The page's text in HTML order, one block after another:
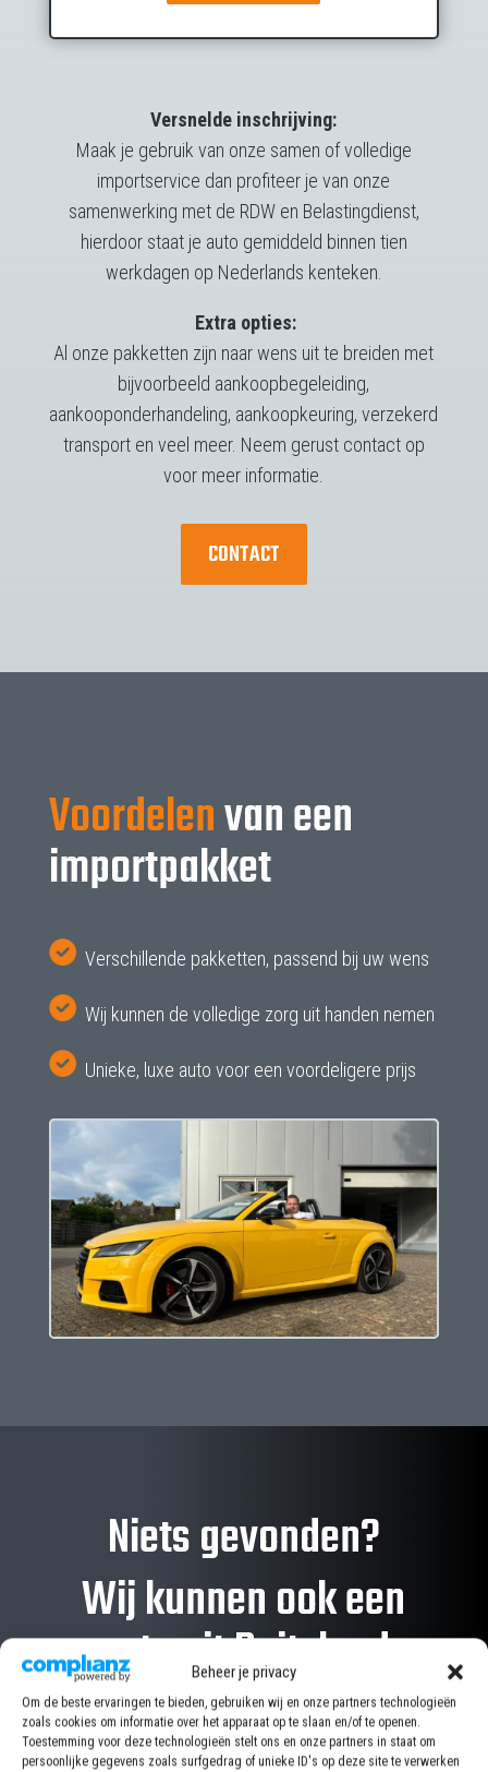
Beheer je privacy
Om de beste ervaringen te bieden, gebruiken wij en onze partners technologieën
zoals cookies om informatie over het apparaat op te slaan en/of te openen.
Toestemming voor deze technologieën stelt ons en onze partners in staat om
persoonlijke gegevens zoals surfgedrag of unieke ID's op deze site te verwerken
Versnelde inschrijving:
Maak je gebruik van onze samen of volledige
importservice dan profiteer je van onze
samenwerking met de RDW en Belastingdienst,
hierdoor staat je auto gemiddeld binnen tien
werkdagen op Nederlands kenteken.
Extra opties:
Al onze pakketten zijn naar wens uit te breiden met
bijvoorbeeld aankoopbegeleiding,
aankooponderhandeling, aankoopkeuring, verzekerd
transport en veel meer. Neem gerust contact op
voor meer informatie.
CONTACT
Voordelenvan een
importpakket
Verschillende pakketten, passend bij uw wens
Wij kunnen de volledige zorg uit handen nemen
Unieke, luxe auto voor een voordeligere prijs
Niets gevonden?
Wij kunnen ook een
auto uit Duitsland
importeren.